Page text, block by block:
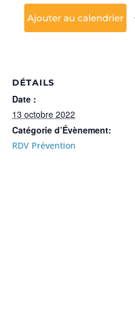
Ajouter au calendrier
DÉTAILS
Date :
13 octobre 2022
Catégorie d’Évènement:
RDV Prévention